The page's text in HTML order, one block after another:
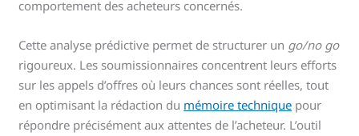
comportement des acheteurs concernés.
Cette analyse prédictive permet de structurer un go/no go
rigoureux. Les soumissionnaires concentrent leurs efforts
sur les appels d’offres où leurs chances sont réelles, tout
en optimisant la rédaction du mémoire technique pour
répondre précisément aux attentes de l’acheteur. L’outil